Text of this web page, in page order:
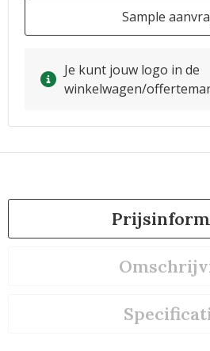
Sample
Je kunt jouw logo in de
winkelwagen/